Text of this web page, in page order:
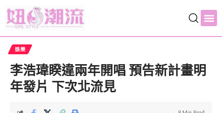
娛樂
李浩瑋睽違兩年開唱 預告新計畫明
年發片 下次北流見